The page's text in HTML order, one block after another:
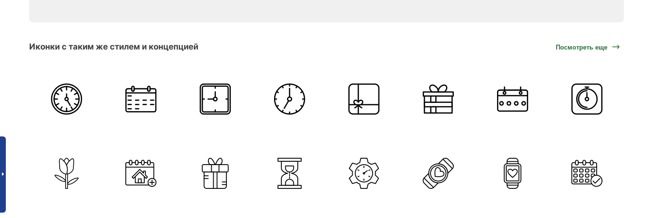
Иконки с таким же стилем и концепцией Посмотреть еще